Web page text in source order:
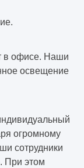
в офисе. Наши
освещение
огромному
сотрудники
При этом